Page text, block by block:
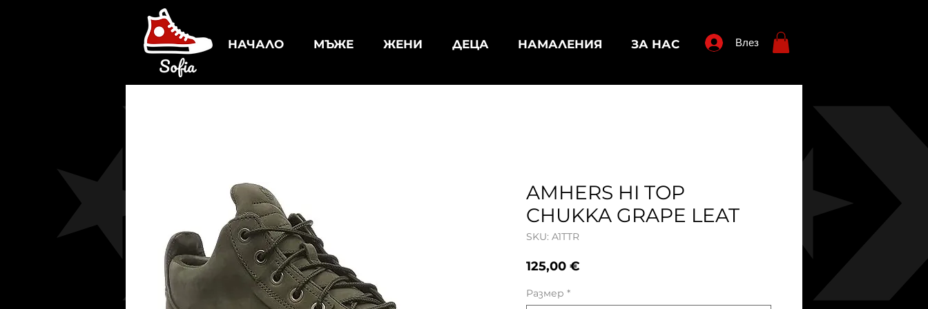
НАЧАЛО МЪЖЕ ЖЕНИ ДЕЦА НАМАЛЕНИЯ ЗА НАС Влез
AMHERS HI TOP
CHUKKA GRAPE LEAT
SKU: A1TTR
125,00 €
Размер *